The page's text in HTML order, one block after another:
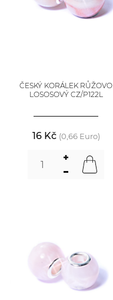
ČESKÝ KORÁLEK RŮŽOVO
LOSOSOVÝ CZ/P122L
16 Kč (0,66 Euro)